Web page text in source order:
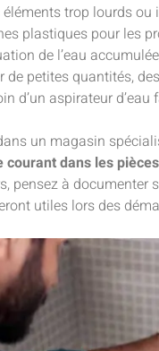
trop lourds
plastiques pour les
de l’eau
de petites quantités,
d’un aspirateur
un magasin
courant dans les
pensez à
utiles lors des